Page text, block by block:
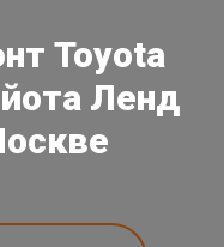
Toyota
Ленд